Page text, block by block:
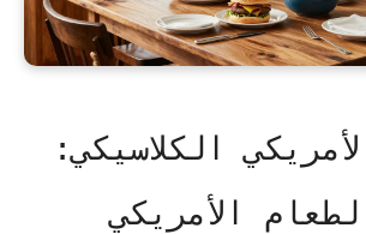
الكلاسيكي:
الأمريكي